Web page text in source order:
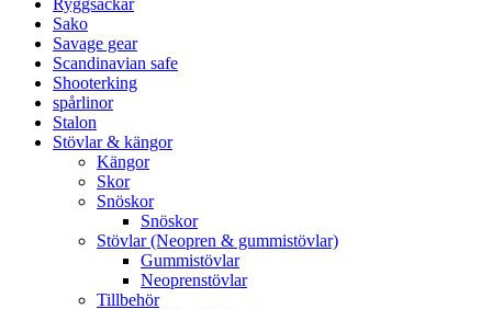
Ryggsäckar
Sako
Savage gear
Scandinavian safe
Shooterking
spårlinor
Stalon
Stövlar & kängor
Kängor
Skor
Snöskor
Snöskor
Stövlar (Neopren & gummistövlar)
Gummistövlar
Neoprenstövlar
Tillbehör